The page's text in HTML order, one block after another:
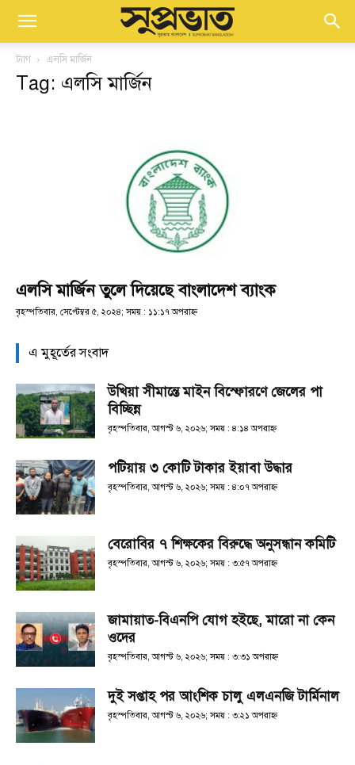
ট্যাগ এলসি মার্জিন
Tag: এলসি মার্জিন
এলসি মার্জিন তুলে দিয়েছে বাংলাদেশ ব্যাংক
বৃহস্পতিবার, সেপ্টেম্বর ৫, ২০২৪; সময় : ১১:১৭ অপরাহ্ণ
এ মুহূর্তের সংবাদ
উখিয়া সীমান্তে মাইন বিস্ফোরণে জেলের পা
বিচ্ছিন্ন
বৃহস্পতিবার, আগস্ট ৬, ২০২৬; সময় : ৪:১৪ অপরাহ্ণ
পটিয়ায় ৩ কোটি টাকার ইয়াবা উদ্ধার
বৃহস্পতিবার, আগস্ট ৬, ২০২৬; সময় : ৪:০৭ অপরাহ্ণ
বেরোবির ৭ শিক্ষকের বিরুদ্ধে অনুসন্ধান কমিটি
বৃহস্পতিবার, আগস্ট ৬, ২০২৬; সময় : ৩:৫৭ অপরাহ্ণ
জামায়াত-বিএনপি যোগ হইছে, মারো না কেন
ওদের
বৃহস্পতিবার, আগস্ট ৬, ২০২৬; সময় : ৩:৩১ অপরাহ্ণ
দুই সপ্তাহ পর আংশিক চালু এলএনজি টার্মিনাল
বৃহস্পতিবার, আগস্ট ৬, ২০২৬; সময় : ৩:২১ অপরাহ্ণ